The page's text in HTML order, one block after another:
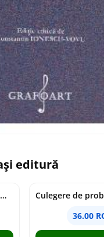
editură
Culegere de probleme de matematica - Clasa 7 - Ioana Monalisa Manea
36.00